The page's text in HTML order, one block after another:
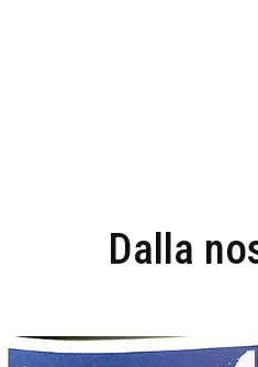
Dalla